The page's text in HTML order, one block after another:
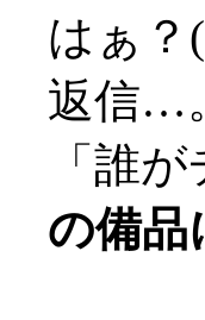
はぁ？
返信…
「誰
の備品